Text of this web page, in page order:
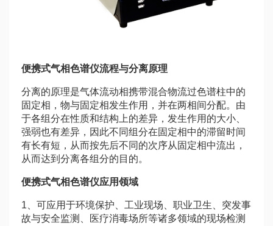
便携式气相色谱仪流程与分离原理
分离的原理是气体流动相携带混合物流过色谱柱中的
固定相，物与固定相发生作用，并在两相间分配。由
于各组分在性质和结构上的差异，发生作用的大小、
强弱也有差异，因此不同组分在固定相中的滞留时间
有长有短，从而按先后不同的次序从固定相中流出，
从而达到分离各组分的目的。
便携式气相色谱仪应用领域
1、可应用于环境保护、工业现场、职业卫生、突发事
故与安全监测、医疗消毒场所等诸多领域的现场检测